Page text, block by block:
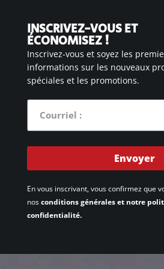
INSCRIVEZ-VOUS ET
ÉCONOMISEZ !
Inscrivez-vous et soyez les
informations sur les nouveaux
spéciales et les promotions.
Envoyer
En vous inscrivant, vous confirmez que
nosconditions générales et notre
confidentialité.